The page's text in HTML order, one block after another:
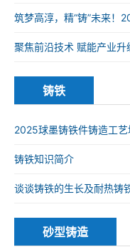
铸造高质量发展大会在南
筑梦高淳，精“铸”未来！
在南京高淳成功举办
聚焦前沿技术 赋能产业
训班在南京高淳成功举办
铸铁
2025球墨铸铁件铸造工
司成功举办
铸铁知识简介
谈谈铸铁的生长及耐热铸
砂型铸造